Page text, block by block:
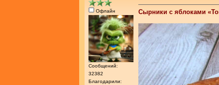
Офлайн
Сообщений:
32382
Благодарили:
Сырники с яблоками